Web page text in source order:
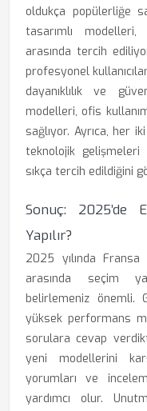
oldukça popülerliğe
tasarımlı
arasında tercih
profesyonel
dayanıklılık ve
modelleri, ofis
sağlıyor. Ayrıca, her
teknolojik gelişmeleri
sıkça tercih edildiğini
Sonuç: 2025’de
Yapılır?
2025 yılında
arasında seçim
belirlemeniz önemli.
yüksek performans
sorulara cevap
yeni modellerini
yorumları ve
yardımcı olur.